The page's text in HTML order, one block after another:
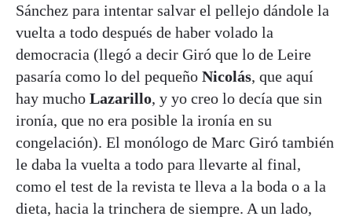
Sánchez para intentar salvar el pellejo dándole la
vuelta a todo después de haber volado la
democracia (llegó a decir Giró que lo de Leire
pasaría como lo del pequeño Nicolás, que aquí
hay mucho Lazarillo, y yo creo lo decía que sin
ironía, que no era posible la ironía en su
congelación). El monólogo de Marc Giró también
le daba la vuelta a todo para llevarte al final,
como el test de la revista te lleva a la boda o a la
dieta, hacia la trinchera de siempre. A un lado,